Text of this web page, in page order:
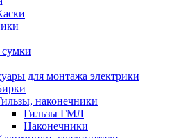
для монтажа электрики
наконечники
Гильзы ГМЛ
Наконечники